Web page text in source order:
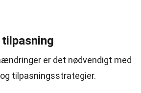
er det nødvendigt med
tilpasningsstrategier.